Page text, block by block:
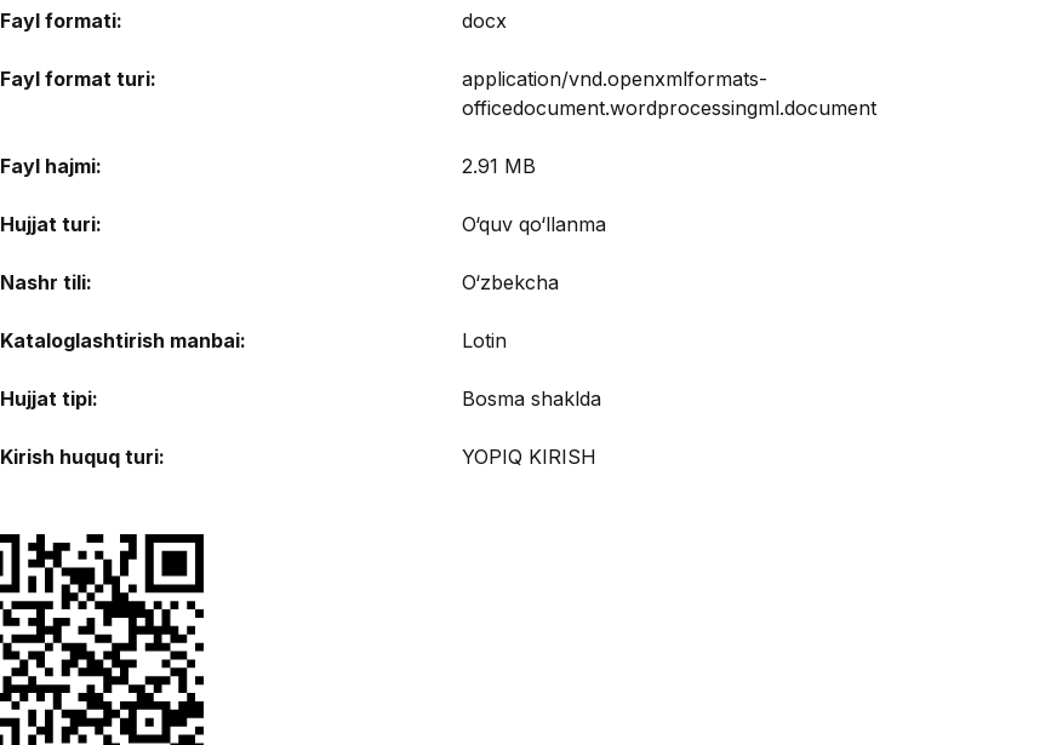
Fayl formati: docx
Fayl format turi:
application/vnd.openxmlformats-
officedocument.wordprocessingml.document
Fayl hajmi: 2.91 MB
Hujjat turi: O‘quv qo‘llanma
Nashr tili: O‘zbekcha
Kataloglashtirish manbai: Lotin
Hujjat tipi: Bosma shaklda
Kirish huquq turi: YOPIQ KIRISH